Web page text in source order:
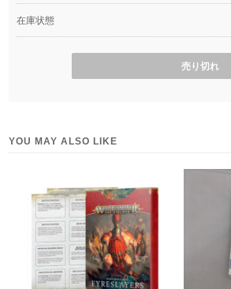
在庫状態
売り切れ
YOU MAY ALSO LIKE